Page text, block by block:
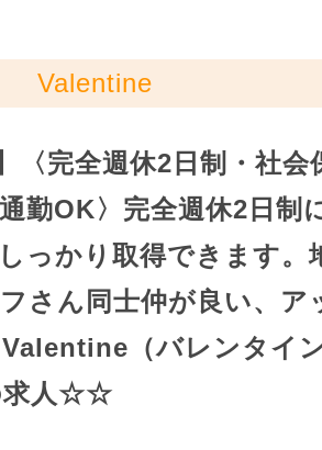
Valentine
〈完全週休2日制・社会
勤OK〉完全週休2日制
っかり取得できます。
さん同士仲が良い、ア
（バレンタイ
求人☆☆